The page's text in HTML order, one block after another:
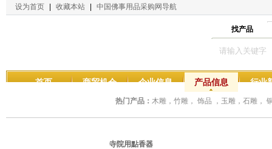
设为首页 收藏本站 中国佛事用品采购网导航
找产品
首页 商贸机会 企业信息 产品信息 行业
热门产品： 木雕，竹雕， 饰品 ，玉雕，石雕，
寺院用點香器